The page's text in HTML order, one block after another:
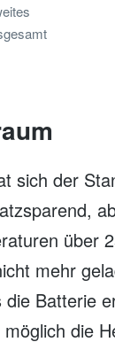
sich der
über
mehr
Batterie
die